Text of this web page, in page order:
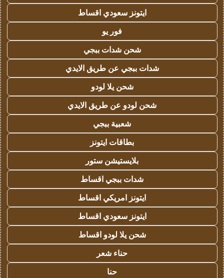
ايتونز سعودي اقساط
فور يو
شحن شدات ببجي
شدات ببجي عن طريق الايدي
شحن يلا لودو
شحن لودو عن طريق الايدي
شعبية ببجي
بطاقات ايتونز
بلايستيشن ستور
شدات ببجي اقساط
ايتونز امريكي اقساط
ايتونز سعودي اقساط
شحن يلا لودو اقساط
حناء شعر
حنا